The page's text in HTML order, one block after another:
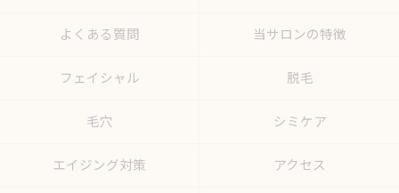
よくある質問 当サロンの特徴
フェイシャル 脱毛
毛穴 シミケア
エイジング対策 アクセス